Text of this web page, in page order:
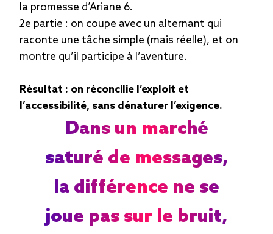
la promesse d’Ariane 6.
2e partie : on coupe avec un alternant qui
raconte une tâche simple (mais réelle), et on
montre qu’il participe à l’aventure.
Résultat : on réconcilie l’exploit et
l’accessibilité, sans dénaturer l’exigence.
Dans un marché
saturé de messages,
la différence ne se
joue pas sur le bruit,